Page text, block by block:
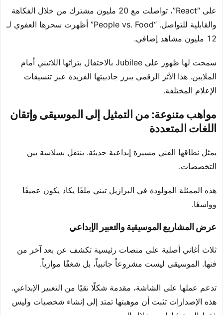
على “React”، تواصلت مع 20 مليون مشترك من خلال الفكاهة
والقابلية للتواصل. “People vs. Food” أظهرت سحرها العفوي لـ
12 مليون مشاهد إضافي.
سمحت لها ظهور على Jubilee بالاحتفال بتراثها اللاتيني أمام
الملايين. هذا الأثر الرقمي يبرز جاذبيتها الفريدة عبر تنسيقات
الإعلام المختلفة.
مواهب متنوعة: من التمثيل إلى الموسيقى وإتقان
اللغات المتعددة
يمثل نطاقها الفني مسيرة إبداعية حديثة. ينتقل بسلاسة بين
التخصصات.
هذه الممثلة المولودة في البرازيل تبني ملفًا يكاد يكون عميقًا
وواسعًا.
عرض المشاريع الموسيقية والتعبير الإبداعي
ثلاث أغاني أصلية على منصات رئيسية تكشف عن بعد آخر من
فنها. الموسيقى ليست مشروعاً جانبياً، بل شغفًا موازياً.
تدعم عملها على الشاشة، مقدمة شكلًا نقيًا من التعبير الإبداعي.
هذه الإصدارات تثبت أن موهبتها تمتد إلى إنشاء شخصيات وليس